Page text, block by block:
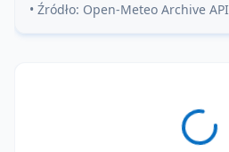
• Źródło: Open-Meteo Archive API